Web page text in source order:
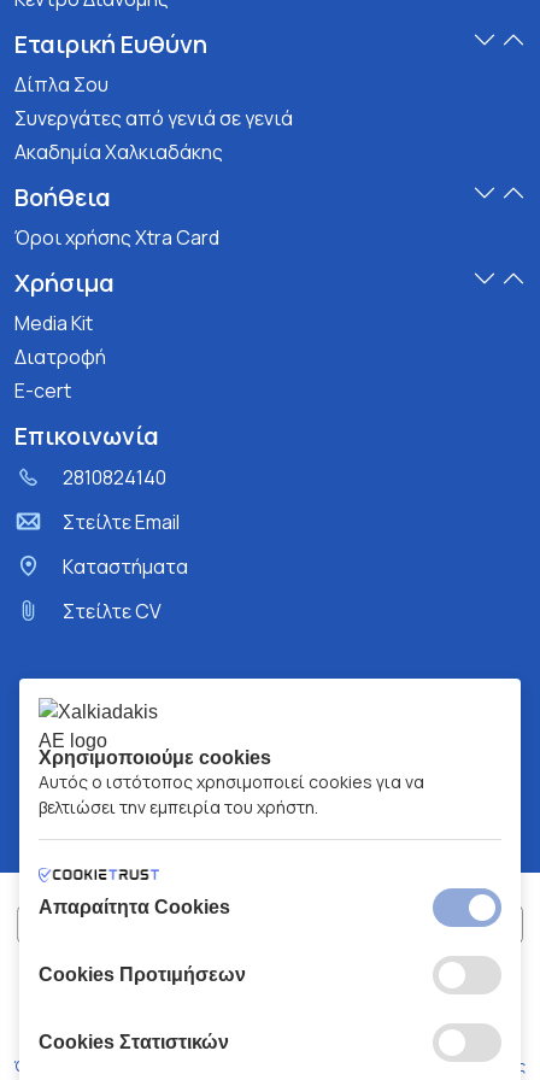
Εταιρική Ευθύνη
Δίπλα Σου
Συνεργάτες από γενιά σε γενιά
Ακαδημία Χαλκιαδάκης
Βοήθεια
Όροι χρήσης Xtra Card
Χρήσιμα
Media Kit
Διατροφή
E-cert
Επικοινωνία
2810824140
Στείλτε Email
Kαταστήματα
Στείλτε CV
ΧΑΛΚΙΑΔΑΚΗΣ Α.Ε.
Όροι και Προϋποθέσεις Κώδικας Δεοντολογίας
Χρησιμοποιούμε cookies
Αυτός ο ιστότοπος χρησιμοποιεί cookies για να
βελτιώσει την εμπειρία του χρήστη.
Απαραίτητα Cookies
Cookies Προτιμήσεων
Cookies Στατιστικών